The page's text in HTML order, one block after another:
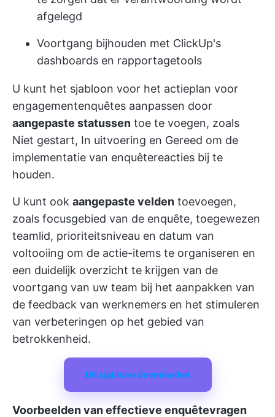
afgelegd
Voortgang bijhouden met ClickUp's
dashboards en rapportagetools
U kunt het sjabloon voor het actieplan voor
engagementenquêtes aanpassen door
aangepaste statussen toe te voegen, zoals
Niet gestart, In uitvoering en Gereed om de
implementatie van enquêtereacties bij te
houden.
U kunt ook aangepaste velden toevoegen,
zoals focusgebied van de enquête, toegewezen
teamlid, prioriteitsniveau en datum van
voltooiing om de actie-items te organiseren en
een duidelijk overzicht te krijgen van de
voortgang van uw team bij het aanpakken van
de feedback van werknemers en het stimuleren
van verbeteringen op het gebied van
betrokkenheid.
Dit sjabloon downloaden
Voorbeelden van effectieve enquêtevragen